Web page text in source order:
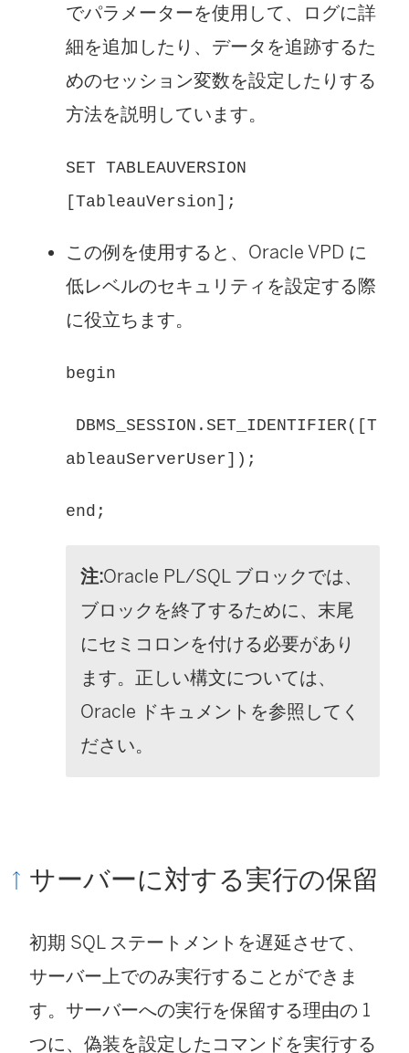
でパラメーターを使用して、ログに詳
細を追加したり、データを追跡するた
めのセッション変数を設定したりする
方法を説明しています。
SET TABLEAUVERSION
[TableauVersion];
この例を使用すると、Oracle VPD に
低レベルのセキュリティを設定する際
に役立ちます。
begin
DBMS_SESSION.SET_IDENTIFIER([T
ableauServerUser]);
end;
注:Oracle PL/SQL ブロックでは、
ブロックを終了するために、末尾
にセミコロンを付ける必要があり
ます。正しい構文については、
Oracle ドキュメントを参照してく
ださい。
サーバーに対する実行の保留
初期 SQL ステートメントを遅延させて、
サーバー上でのみ実行することができま
す。サーバーへの実行を保留する理由の 1
つに、偽装を設定したコマンドを実行する